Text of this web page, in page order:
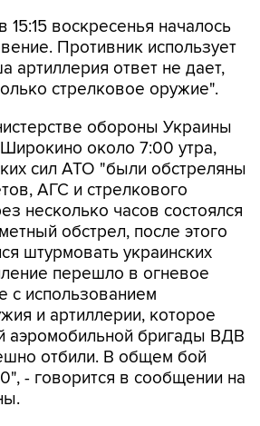
15:15 воскресенья началось
Противник использует
артиллерия ответ не дает,
стрелковое оружие".
обороны Украины
около 7:00 утра,
сил АТО "были обстреляны
АГС и стрелкового
несколько часов состоялся
обстрел, после этого
штурмовать украинских
перешло в огневое
с использованием
и артиллерии, которое
аэромобильной бригады ВДВ
отбили. В общем бой
- говорится в сообщении на